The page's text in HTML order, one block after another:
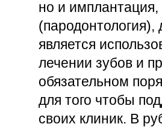
но и имплантация,
является
лечении зубов и
обязательном
для того чтобы
своих клиник. В